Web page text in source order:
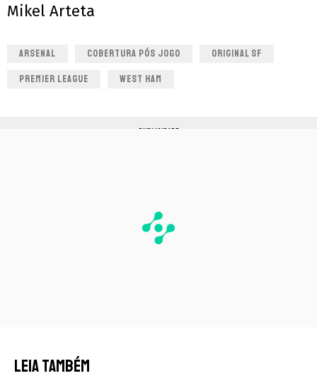
Mikel Arteta
ARSENAL COBERTURA PÓS JOGO ORIGINAL SF
PREMIER LEAGUE WEST HAM
PUBLICIDADE
LEIA TAMBÉM